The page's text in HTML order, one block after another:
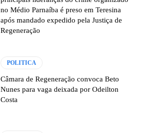
no Médio Parnaíba é preso em Teresina
após mandado expedido pela Justiça de
Regeneração
POLITICA
Câmara de Regeneração convoca Beto
Nunes para vaga deixada por Odeilton
Costa